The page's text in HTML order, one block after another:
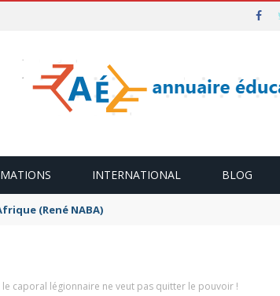
INTERNATIONAL BLOG
(René NABA)
caporal légionnaire ne veut pas quitter le pouvoir !